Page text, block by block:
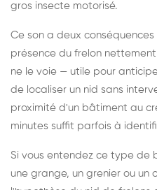
gros insecte motorisé.
Ce son a deux
présence du frelon
ne le voie — utile pour
de localiser un nid sans
proximité d'un bâtiment au
minutes suffit parfois à
Si vous entendez ce type de
une grange, un grenier ou un